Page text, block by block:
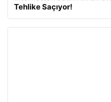
Tehlike Saçıyor!